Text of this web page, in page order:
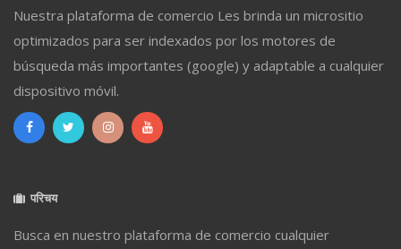
Nuestra plataforma de comercio Les brinda un micrositio
optimizados para ser indexados por los motores de
búsqueda más importantes (google) y adaptable a cualquier
dispositivo móvil.
परिचय
Busca en nuestro plataforma de comercio cualquier